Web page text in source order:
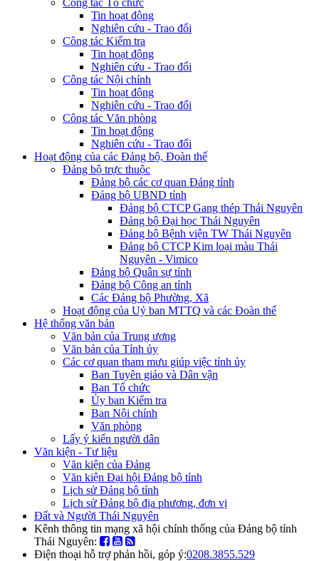
Tin hoạt động
Nghiên cứu - Trao đổi
Công tác Kiểm tra
Tin hoạt động
Nghiên cứu - Trao đổi
Công tác Nội chính
Tin hoạt động
Nghiên cứu - Trao đổi
Công tác Văn phòng
Tin hoạt động
Nghiên cứu - Trao đổi
Hoạt động của các Đảng bộ, Đoàn thể
Đảng bộ trực thuộc
Đảng bộ các cơ quan Đảng tỉnh
Đảng bộ UBND tỉnh
Đảng bộ CTCP Gang thép Thái Nguyên
Đảng bộ Đại học Thái Nguyên
Đảng bộ Bệnh viện TW Thái Nguyên
Đảng bộ CTCP Kim loại màu Thái
Nguyên - Vimico
Đảng bộ Quân sự tỉnh
Đảng bộ Công an tỉnh
Các Đảng bộ Phường, Xã
Hoạt động của Uỷ ban MTTQ và các Đoàn thể
Hệ thống văn bản
Văn bản của Trung ương
Văn bản của Tỉnh ủy
Các cơ quan tham mưu giúp việc tỉnh ủy
Ban Tuyên giáo và Dân vận
Ban Tổ chức
Ủy ban Kiểm tra
Ban Nội chính
Văn phòng
Lấy ý kiến người dân
Văn kiện - Tư liệu
Văn kiện của Đảng
Văn kiện Đại hội Đảng bộ tỉnh
Lịch sử Đảng bộ tỉnh
Lịch sử Đảng bộ địa phương, đơn vị
Đất và Người Thái Nguyên
Kênh thông tin mạng xã hội chính thống của Đảng bộ tỉnh
Thái Nguyên:
Điện thoại hỗ trợ phản hồi, góp ý:0208.3855.529